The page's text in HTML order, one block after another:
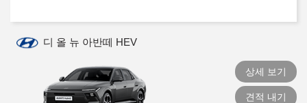
디 올 뉴 아반떼 HEV
상세 보기
견적 내기